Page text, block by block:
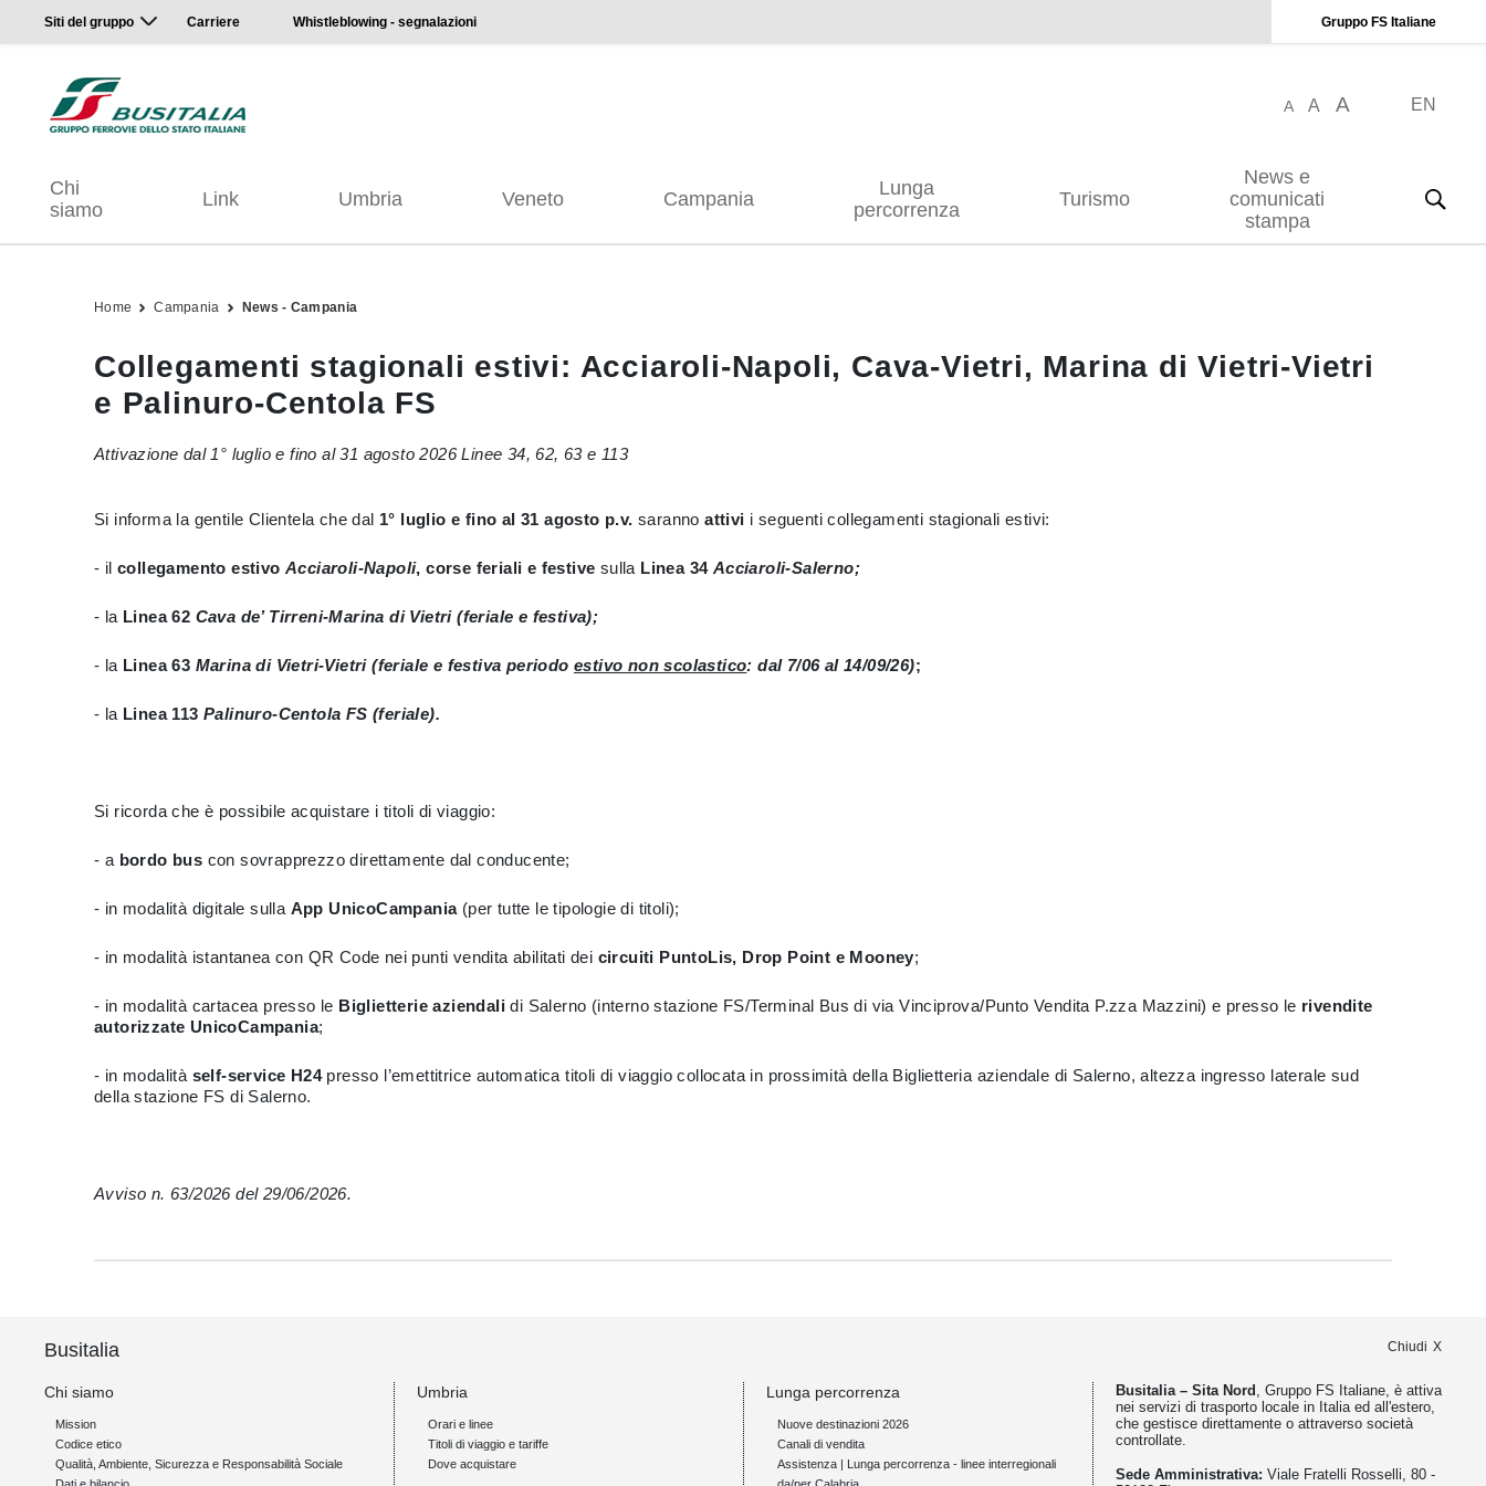
Siti del gruppo Carriere Whistleblowing - segnalazioni Gruppo FS Italiane
A A A EN
Chi
siamo
Link Umbria Veneto Campania
Lunga
percorrenza
Turismo
News e
comunicati
stampa
Home Campania News - Campania
Collegamenti stagionali estivi: Acciaroli-Napoli, Cava-Vietri, Marina di Vietri-Vietri
e Palinuro-Centola FS
Attivazione dal 1° luglio e fino al 31 agosto 2026 Linee 34, 62, 63 e 113
Si informa la gentile Clientela che dal 1° luglio e fino al 31 agosto p.v. sarannoattivi i seguenti collegamenti stagionali estivi:
- il collegamento estivoAcciaroli-Napoli, corse feriali e festive sulla Linea 34 Acciaroli-Salerno;
- la Linea 62 Cava de’ Tirreni-Marina di Vietri (feriale e festiva);
- la Linea 63 Marina di Vietri-Vietri (feriale e festiva periodoestivo non scolastico: dal 7/06 al 14/09/26);
- la Linea 113Palinuro-Centola FS (feriale).
Si ricorda che è possibile acquistare i titoli di viaggio:
- a bordo bus con sovrapprezzo direttamente dal conducente;
- in modalità digitale sulla App UnicoCampania (per tutte le tipologie di titoli);
- in modalità istantanea con QR Code nei punti vendita abilitati dei circuiti PuntoLis, Drop Point e Mooney;
- in modalità cartacea presso le Biglietterie aziendali di Salerno (interno stazione FS/Terminal Bus di via Vinciprova/Punto Vendita P.zza Mazzini) e presso le rivendite
autorizzate UnicoCampania;
- in modalità self-service H24presso l’emettitrice automatica titoli di viaggio collocata in prossimità della Biglietteria aziendale di Salerno, altezza ingresso laterale sud
della stazione FS di Salerno.
Avviso n. 63/2026 del 29/06/2026.
Busitalia Chiudi
Chi siamo
Mission
Codice etico
Qualità, Ambiente, Sicurezza e Responsabilità Sociale
Umbria
Orari e linee
Titoli di viaggio e tariffe
Dove acquistare
Lunga percorrenza
Nuove destinazioni 2026
Canali di vendita
Assistenza | Lunga percorrenza - linee interregionali
Busitalia – Sita Nord , Gruppo FS Italiane, è attiva
nei servizi di trasporto locale in Italia ed all'estero,
che gestisce direttamente o attraverso società
controllate.
Sede Amministrativa: Viale Fratelli Rosselli, 80 -